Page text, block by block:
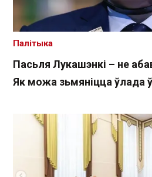
Пасьля Лукашэнкі – не
Як можа зьмяніцца ўлада ў
Палітыка